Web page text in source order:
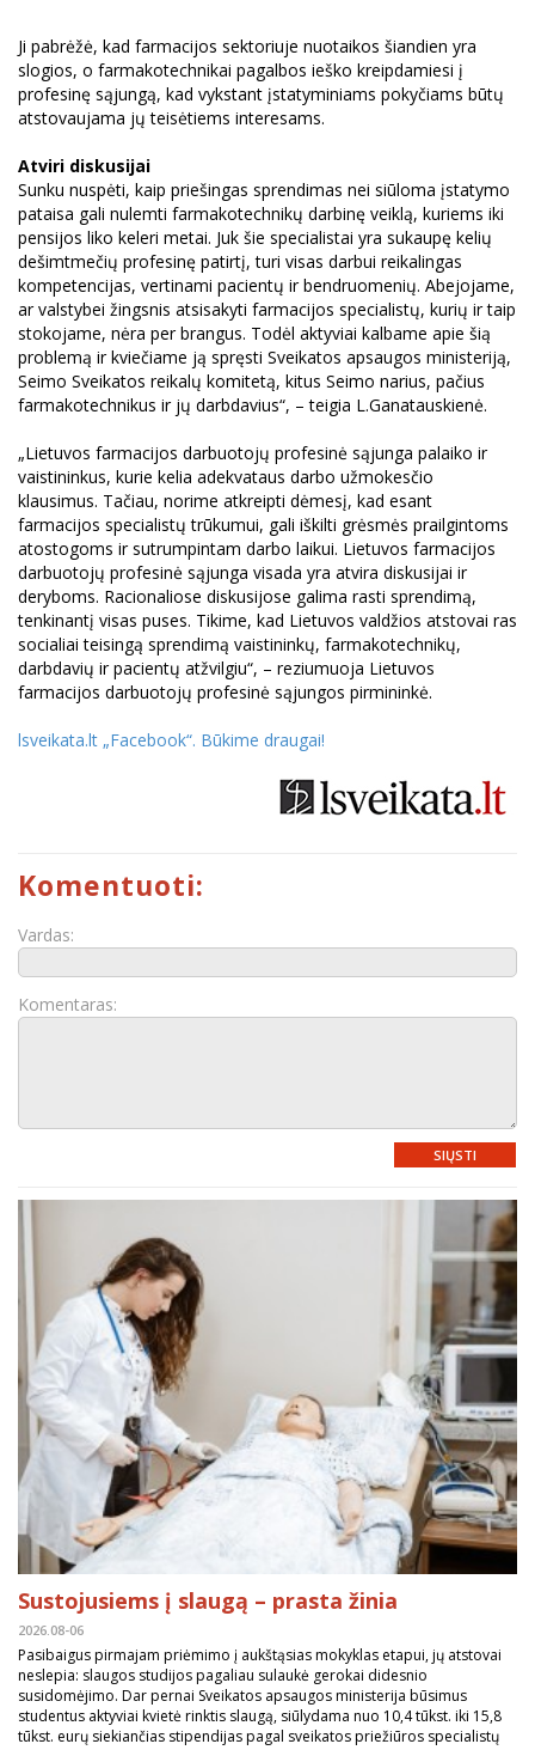
Ji pabrėžė, kad farmacijos sektoriuje nuotaikos šiandien yra
slogios, o farmakotechnikai pagalbos ieško kreipdamiesi į
profesinę sąjungą, kad vykstant įstatyminiams pokyčiams būtų
atstovaujama jų teisėtiems interesams.
Atviri diskusijai
Sunku nuspėti, kaip priešingas sprendimas nei siūloma įstatymo
pataisa gali nulemti farmakotechnikų darbinę veiklą, kuriems iki
pensijos liko keleri metai. Juk šie specialistai yra sukaupę kelių
dešimtmečių profesinę patirtį, turi visas darbui reikalingas
kompetencijas, vertinami pacientų ir bendruomenių. Abejojame,
ar valstybei žingsnis atsisakyti farmacijos specialistų, kurių ir taip
stokojame, nėra per brangus. Todėl aktyviai kalbame apie šią
problemą ir kviečiame ją spręsti Sveikatos apsaugos ministeriją,
Seimo Sveikatos reikalų komitetą, kitus Seimo narius, pačius
farmakotechnikus ir jų darbdavius“, – teigia L.Ganatauskienė.
„Lietuvos farmacijos darbuotojų profesinė sąjunga palaiko ir
vaistininkus, kurie kelia adekvataus darbo užmokesčio
klausimus. Tačiau, norime atkreipti dėmesį, kad esant
farmacijos specialistų trūkumui, gali iškilti grėsmės prailgintoms
atostogoms ir sutrumpintam darbo laikui. Lietuvos farmacijos
darbuotojų profesinė sąjunga visada yra atvira diskusijai ir
deryboms. Racionaliose diskusijose galima rasti sprendimą,
tenkinantį visas puses. Tikime, kad Lietuvos valdžios atstovai ras
socialiai teisingą sprendimą vaistininkų, farmakotechnikų,
darbdavių ir pacientų atžvilgiu“, – reziumuoja Lietuvos
farmacijos darbuotojų profesinė sąjungos pirmininkė.
lsveikata.lt „Facebook“. Būkime draugai!
Komentuoti:
Vardas:
Komentaras:
SIŲSTI
Sustojusiems į slaugą – prasta žinia
2026.08-06
Pasibaigus pirmajam priėmimo į aukštąsias mokyklas etapui, jų atstovai
neslepia: slaugos studijos pagaliau sulaukė gerokai didesnio
susidomėjimo. Dar pernai Sveikatos apsaugos ministerija būsimus
studentus aktyviai kvietė rinktis slaugą, siūlydama nuo 10,4 tūkst. iki 15,8
tūkst. eurų siekiančias stipendijas pagal sveikatos priežiūros specialistų